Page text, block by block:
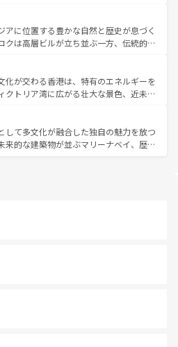
がら、韓国の多彩な魅力を心ゆくまで味
わってみてほしい。 なお、新着の韓国情報はコンテンツ一
い。
伝統が息づく。ハノイの古い町並みやホ
ンス統治時代の建物も、独特の雰囲気を
また、バラエティの豊かさとおいしさで
インミー、ベトナムコーヒーなどは、ぜ
い。どの地域を訪れてもあたたかい人々
くれるので、きっと忘れられない旅にな
アに位置する豊かな自然と歴史が息づく
クは高層ビルが立ち並ぶ一方、伝統的な
いる。北部ではチェンマイなどの山岳地
い、南部ではプーケットやクラビの美し
ト気分を楽しむことができる。タイ料理
年中温暖で、どの季節にも異なる楽しみ
しみやすいタイの人々、仏教を中心とし
様な観光資源が、訪れる旅人を魅了し続
化が交わる香港は、特有のエネルギーを
クトリア湾に広がる壮大な景色、近未来
も感動するはず。観光スポットが密集し
見どころを回れるのも魅力。息をのむよ
的な体験まで、香港を存分に楽しみ尽く
して多文化が融合した独自の魅力を放つ
来的な建築物が並ぶマリーナベイ、歴史
地元の風情を楽しめる外せないスポット